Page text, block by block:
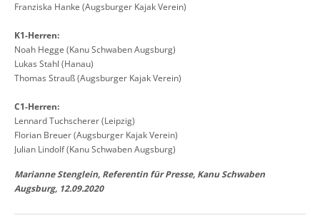
Franziska Hanke (Augsburger Kajak Verein)
K1-Herren:
Noah Hegge (Kanu Schwaben Augsburg)
Lukas Stahl (Hanau)
Thomas Strauß (Augsburger Kajak Verein)
C1-Herren:
Lennard Tuchscherer (Leipzig)
Florian Breuer (Augsburger Kajak Verein)
Julian Lindolf (Kanu Schwaben Augsburg)
Marianne Stenglein, Referentin für Presse, Kanu Schwaben
Augsburg, 12.09.2020